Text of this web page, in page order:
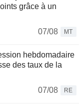
grâce à un
07/08
MT
hebdomadaire
des taux de la
07/08
RE